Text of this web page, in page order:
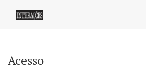
Acesso
Acesso